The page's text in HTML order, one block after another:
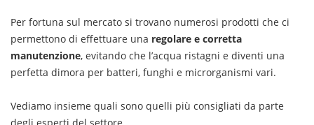
Per fortuna sul mercato si trovano numerosi prodotti che ci
permettono di effettuare una regolare e corretta
manutenzione, evitando che l’acqua ristagni e diventi una
perfetta dimora per batteri, funghi e microrganismi vari.
Vediamo insieme quali sono quelli più consigliati da parte
degli esperti del settore.